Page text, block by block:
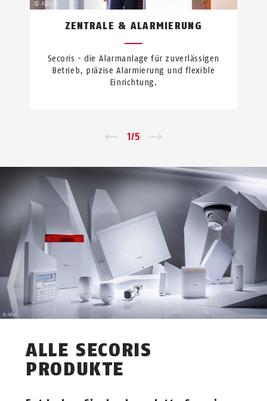
ZENTRALE & ALARMIERUNG
Secoris - die Alarmanlage für zuverlässigen
Betrieb, präzise Alarmierung und flexible
Einrichtung.
1/5
ALLE SECORIS
PRODUKTE